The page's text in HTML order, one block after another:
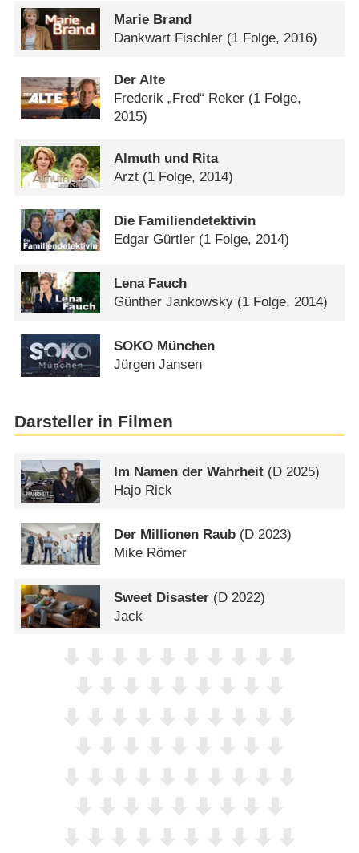
Marie Brand
Dankwart Fischler (1 Folge, 2016)
Der Alte
Frederik „Fred“ Reker (1 Folge,
2015)
Almuth und Rita
Arzt (1 Folge, 2014)
Die Familiendetektivin
Edgar Gürtler (1 Folge, 2014)
Lena Fauch
Günther Jankowsky (1 Folge, 2014)
SOKO München
Jürgen Jansen
Darsteller in Filmen
Im Namen der Wahrheit (D 2025)
Hajo Rick
Der Millionen Raub (D 2023)
Mike Römer
Sweet Disaster (D 2022)
Jack